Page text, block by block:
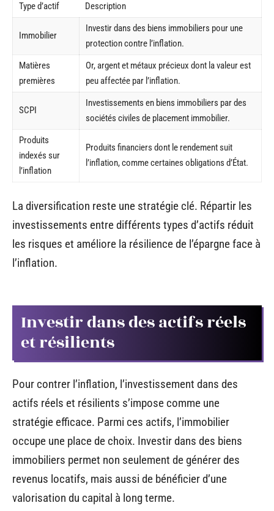
Type d’actif Description
Immobilier
Investir dans des biens immobiliers pour une
protection contre l’inflation.
Matières
premières
Or, argent et métaux précieux dont la valeur est
peu affectée par l’inflation.
SCPI
Investissements en biens immobiliers par des
sociétés civiles de placement immobilier.
Produits
indexés sur
l’inflation
Produits financiers dont le rendement suit
l’inflation, comme certaines obligations d’État.
La diversification reste une stratégie clé. Répartir les
investissements entre différents types d’actifs réduit
les risques et améliore la résilience de l’épargne face à
l’inflation.
Investir dans des actifs réels
et résilients
Pour contrer l’inflation, l’investissement dans des
actifs réels et résilients s’impose comme une
stratégie efficace. Parmi ces actifs, l’immobilier
occupe une place de choix. Investir dans des biens
immobiliers permet non seulement de générer des
revenus locatifs, mais aussi de bénéficier d’une
valorisation du capital à long terme.